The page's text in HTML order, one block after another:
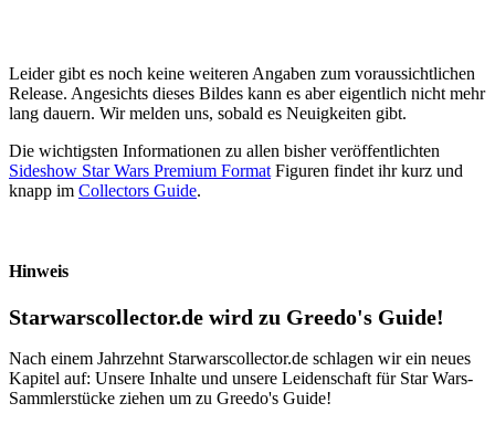
Leider gibt es noch keine weiteren Angaben zum voraussichtlichen
Release. Angesichts dieses Bildes kann es aber eigentlich nicht mehr
lang dauern. Wir melden uns, sobald es Neuigkeiten gibt.
Die wichtigsten Informationen zu allen bisher veröffentlichten
Sideshow Star Wars Premium Format Figuren findet ihr kurz und
knapp im Collectors Guide.
Hinweis
Starwarscollector.de wird zu Greedo's Guide!
Nach einem Jahrzehnt Starwarscollector.de schlagen wir ein neues
Kapitel auf: Unsere Inhalte und unsere Leidenschaft für Star Wars-
Sammlerstücke ziehen um zu Greedo's Guide!